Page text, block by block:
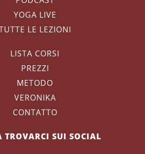
YOGA LIVE
LE LEZIONI
LISTA CORSI
PREZZI
METODO
VERONIKA
CONTATTO
TROVARCI SUI SOCIAL